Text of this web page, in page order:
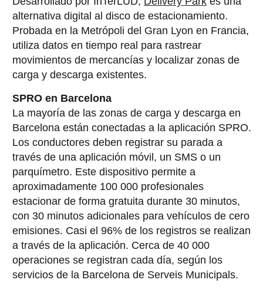
alternativa digital al disco de estacionamiento.
Probada en la Metrópoli del Gran Lyon en Francia,
utiliza datos en tiempo real para rastrear
movimientos de mercancías y localizar zonas de
carga y descarga existentes.
SPRO en Barcelona
La mayoría de las zonas de carga y descarga en
Barcelona están conectadas a la aplicación SPRO.
Los conductores deben registrar su parada a
través de una aplicación móvil, un SMS o un
parquímetro. Este dispositivo permite a
aproximadamente 100 000 profesionales
estacionar de forma gratuita durante 30 minutos,
con 30 minutos adicionales para vehículos de cero
emisiones. Casi el 96% de los registros se realizan
a través de la aplicación. Cerca de 40 000
operaciones se registran cada día, según los
servicios de la Barcelona de Serveis Municipals.